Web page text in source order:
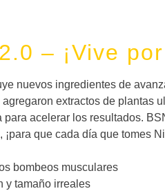
– ¡Vive
nuevos ingredientes de
agregaron extractos de plantas
para acelerar los resultados.
¡para que cada día que tomes
bombeos musculares
y tamaño irreales